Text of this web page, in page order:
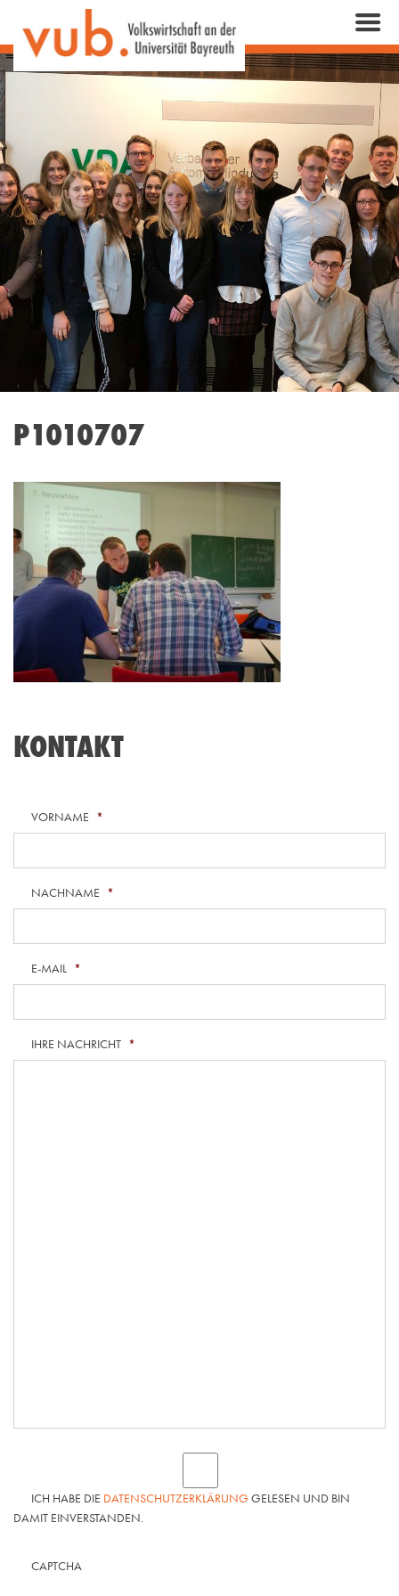
P1010707
KONTAKT
VORNAME *
NACHNAME *
E-MAIL *
IHRE NACHRICHT *
ICH HABE DIE DATENSCHUTZERKLÄRUNG GELESEN UND BIN
DAMIT EINVERSTANDEN.
CAPTCHA